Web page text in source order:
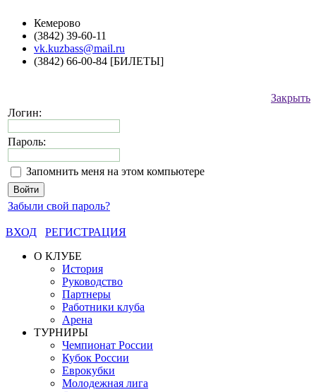
Кемерово
(3842) 39-60-11
vk.kuzbass@mail.ru
(3842) 66-00-84 [БИЛЕТЫ]
Закрыть
Логин:
Пароль:
Запомнить меня на этом компьютере
Забыли свой пароль?
ВХОД
РЕГИСТРАЦИЯ
О КЛУБЕ
История
Руководство
Партнеры
Работники клуба
Арена
ТУРНИРЫ
Чемпионат России
Кубок России
Еврокубки
Молодежная лига